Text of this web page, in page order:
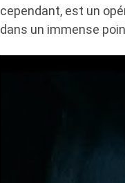
cependant, est un
dans un immense